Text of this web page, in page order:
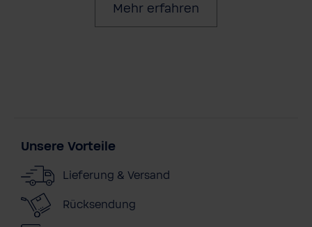
Mehr erfahren
Unsere Vorteile
Lieferung & Versand
Rücksendung